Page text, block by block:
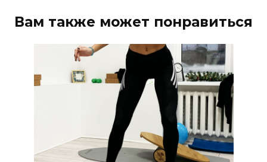
Вам также может понравиться